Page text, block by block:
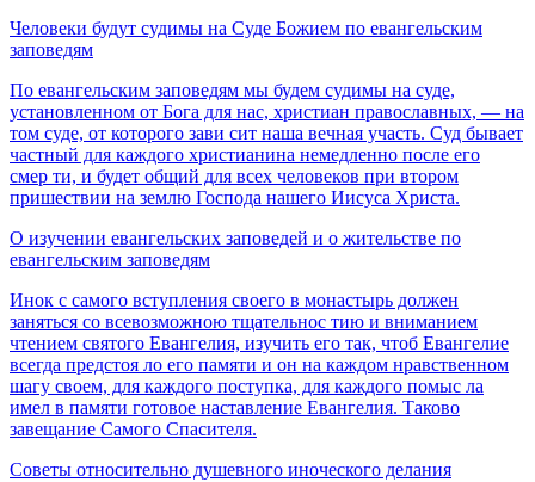
Человеки будут судимы на Суде Божием по евангельским
заповедям
По евангельским заповедям мы будем судимы на суде,
установленном от Бога для нас, христиан православных, — на
том суде, от которого зави­ сит наша вечная участь. Суд бывает
частный для каждого христианина немедленно после его
смер­ ти, и будет общий для всех человеков при втором
пришествии на землю Господа нашего Иисуса Христа.
О изучении евангельских заповедей и о жительстве по
евангельским заповедям
Инок с самого вступления своего в монастырь должен
заняться со всевозможною тщательнос тию и вниманием
чтением святого Евангелия, изучить его так, чтоб Евангелие
всегда предстоя­ ло его памяти и он на каждом нравственном
шагу своем, для каждого поступка, для каждого помыс­ ла
имел в памяти готовое наставление Евангелия. Таково
завещание Самого Спасителя.
Советы относительно душевного иноческого делания